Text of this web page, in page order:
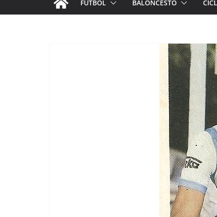
FÚTBOL BALONCESTO